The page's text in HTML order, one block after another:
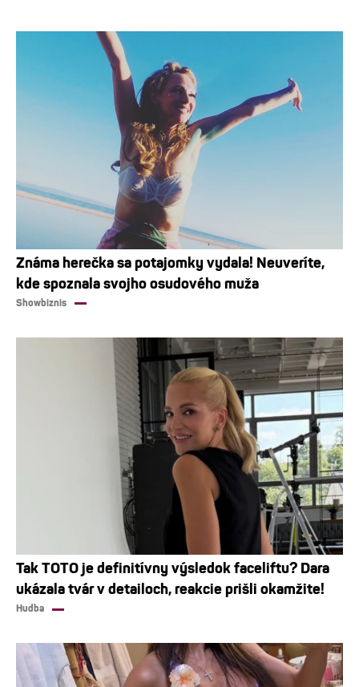
Známa herečka sa potajomky vydala! Neuveríte,
kde spoznala svojho osudového muža
Showbiznis
Tak TOTO je definitívny výsledok faceliftu? Dara
ukázala tvár v detailoch, reakcie prišli okamžite!
Hudba